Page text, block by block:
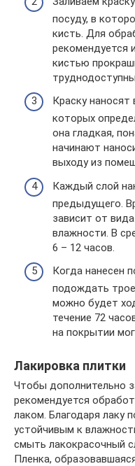
посуду, в
кисть. Для
рекомендуется
кистью
Краску наносят
которых
она гладкая,
начинают
выходу из
Каждый слой
предыдущего.
зависит от
влажности. В
6 – 12 часов.
Когда нанесен
подождать
можно будет
течение 72
на покрытии
Лакировка плитки
Чтобы дополнительно
рекомендуется
лаком. Благодаря лаку
устойчивым к
смыть лакокрасочный
Пленка,